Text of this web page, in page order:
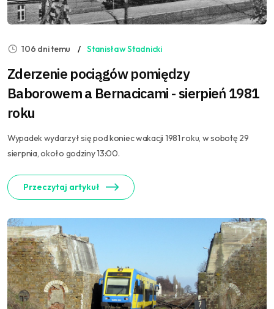
106 dni temu Stanisław Stadnicki
Zderzenie pociągów pomiędzy
Baborowem a Bernacicami - sierpień 1981
roku
Wypadek wydarzył się pod koniec wakacji 1981 roku, w sobotę 29
sierpnia, około godziny 13:00.
Przeczytaj artykuł